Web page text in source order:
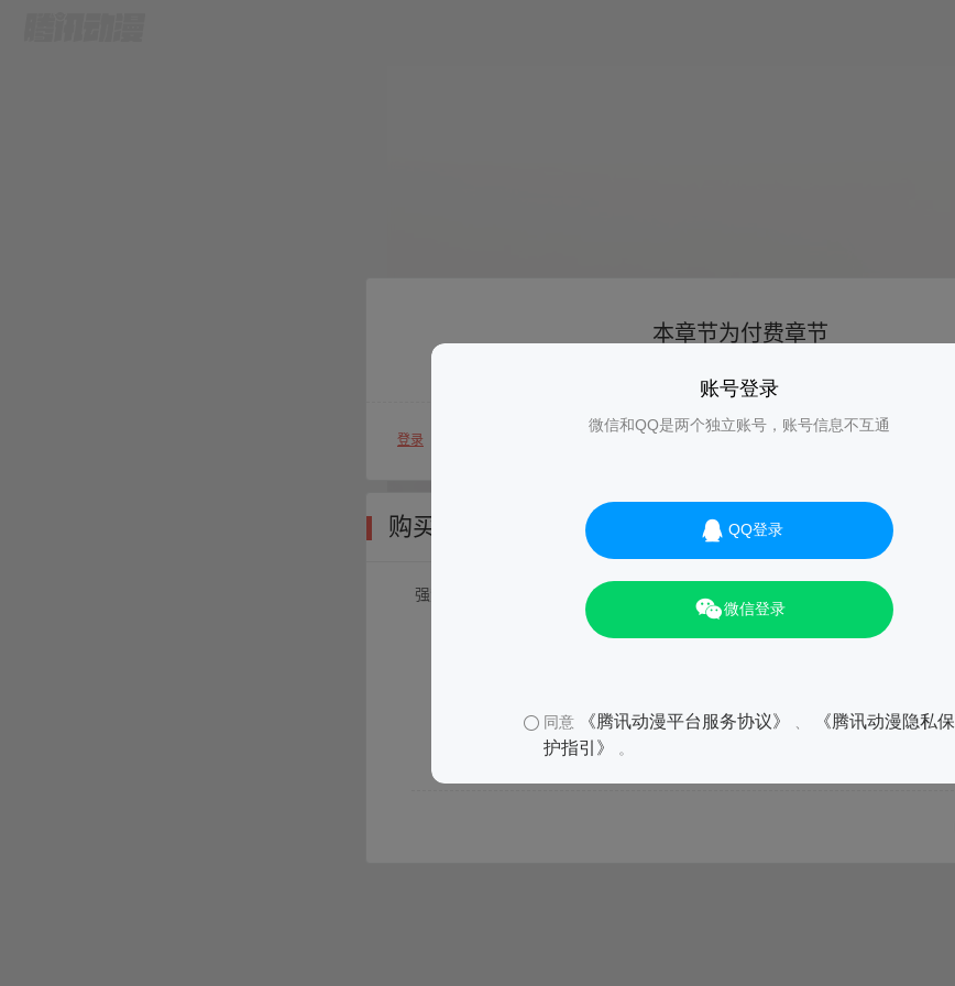
账号登录
微信和QQ是两个独立账号，账号信息不互通
QQ登录
微信登录
同意 《腾讯动漫平台服务协议》
《腾讯动漫隐私保
护指引》
。